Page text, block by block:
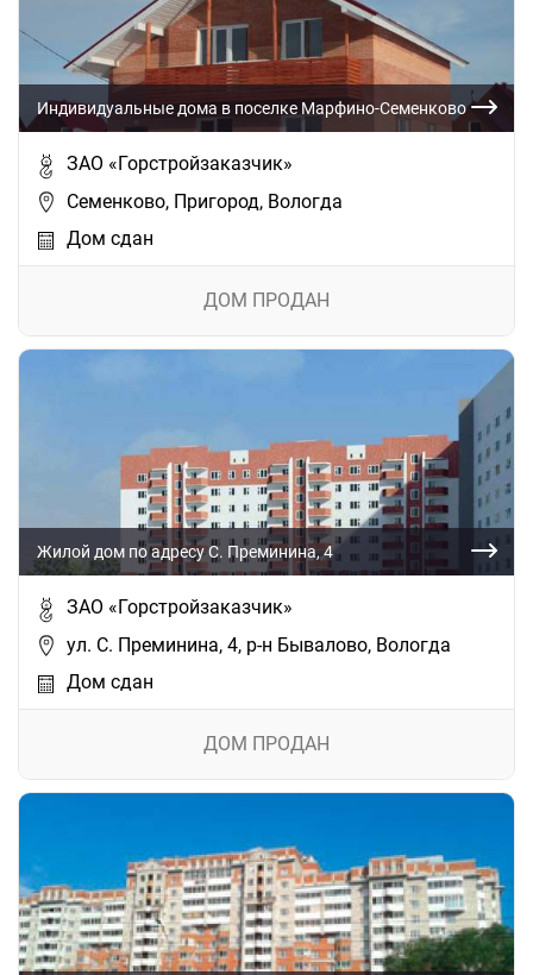
Индивидуальные дома в поселке Марфино-Семенково
ЗАО «Горстройзаказчик»
Семенково, Пригород, Вологда
Дом сдан
ДОМ ПРОДАН
Жилой дом по адресу С. Преминина, 4
ЗАО «Горстройзаказчик»
ул. С. Преминина, 4, р-н Бывалово, Вологда
Дом сдан
ДОМ ПРОДАН